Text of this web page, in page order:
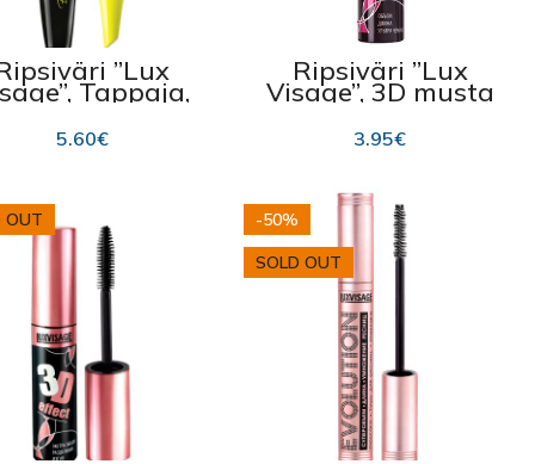
”Lux
Tappaja,
volyymi
5.60€
Ripsiväri ”Lux
Visage”, 3D musta
Lux Visage 10g
3.95€
OUT
-50%
SOLD OUT